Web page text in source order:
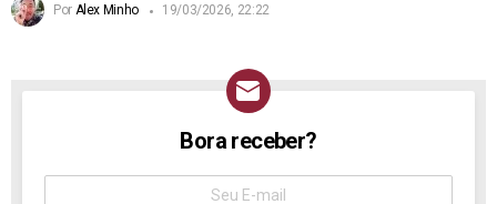
Por Alex Minho 19/03/2026, 22:22
Bora receber?